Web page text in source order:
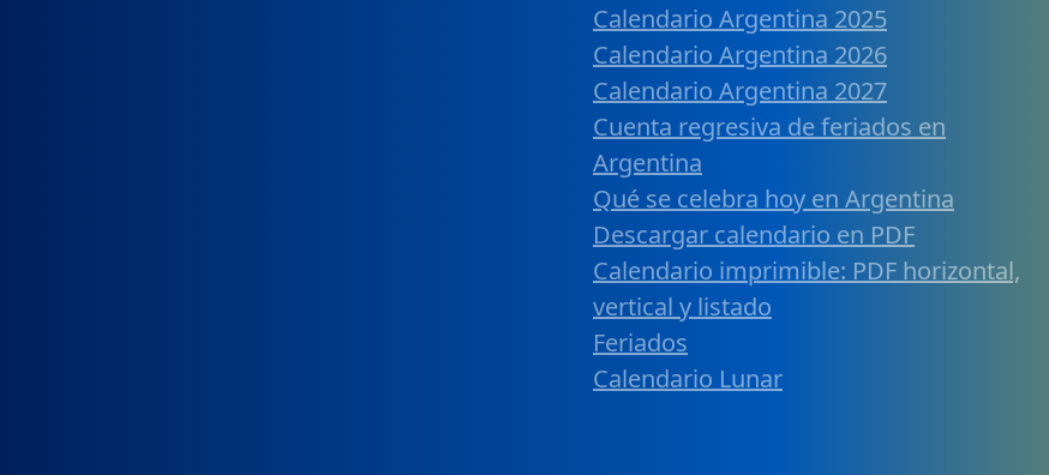
Calendario Argentina 2025
Calendario Argentina 2026
Calendario Argentina 2027
Cuenta regresiva de feriados en
Argentina
Qué se celebra hoy en Argentina
Descargar calendario en PDF
Calendario imprimible: PDF horizontal,
vertical y listado
Feriados
Calendario Lunar